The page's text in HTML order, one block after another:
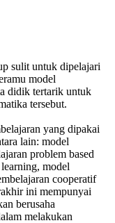
sulit untuk dipelajari
model
didik tertarik untuk
tersebut.
yang dipakai
lain: model
problem based
model
cooperatif
ini mempunyai
berusaha
melakukan